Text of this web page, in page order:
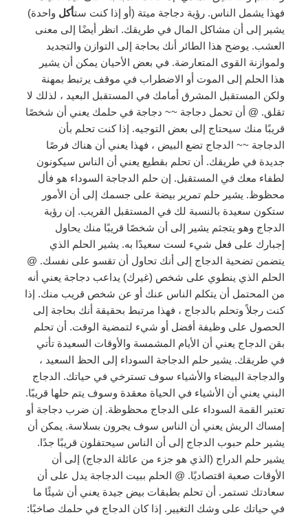
فهذا يشمل الناس. رؤية دجاجة ميتة (أو إذا كنت ستأكل واحدة)
يشير إلى أن مشاكل المال في طريقك. انظر أيضًا إلى معنى
العشب. يوضح هذا الطائر أنك بحاجة إلى التوازن والتجديد
ولموازنة القوى المتعارضة. في بعض الأحيان يمكن أن يشير
هذا الحلم إلى الموت أو الاضطراب في موقف يرتبط بمهنة
ولكن المستقبل المشرق أمامك في المستقبل البعيد ، لذلك لا
تقلق. @ أن تحمل دجاجة ~~ دجاجة في حلمك يعني أن شخصًا
قريبًا منك سيحتاج إلى بعض التوجيه. إذا كنت تحلم بأن
الدجاجة ~~ الدجاج تضع البيض ، فهذا يعني أن هناك فرصًا
جديدة في طريقك. أن تحلم بقطيع يعني أن الناس سيكونون
لطفاء معك في المستقبل. إن حلم الدجاجة السوداء هو فأل
محظوظ. يشير حلم تمرير بيضة على جسمك إلى أن الأمور
ستكون سعيدة بالنسبة لك في المستقبل القريب. إن رؤية
الدجاج وهو يتجثم يشير إلى أن شخصًا قريبًا منك يحاول
إجبارك على فعل شيء لست سعيدًا به. يشير الحلم الذي
يتضمن تضحية الدجاج إلى أنك تحاول أن تقسو على نفسك. @
الحلم الذي ينطوي على شخص (غيرك) يداعب دجاجة يعني أنه
من المحتمل أن يتكلم الناس عنك أو عن شخص قريب منك. إذا
كنت رجلاً وتحلم بالدجاج ، فهذا مرتبط بحقيقة أنك بحاجة إلى
الحصول على وظيفة أفضل أو شيء لتمضية الوقت. أن تحلم
بقن الدجاج يعني أن الأيام المشمسة والأوقات السعيدة تأتي
في طريقك. يشير حلم الدجاجة السوداء إلى الحظ السعيد ،
والدجاجة البيضاء والأشياء سوف تسترخي في حياتك. الدجاج
البني يعني أن الأشياء في الحياة معقدة وسوف يتم حلها قريبًا.
تعتبر القمة السوداء على الدجاج محظوظة. إن ضرب دجاجة أو
إمساك الريش يعني أن الناس سوف يجرون بسلاسة. يمكن أن
يشير حلم حبوب الدجاج إلى أن الناس سيحتفلون قريبًا جدًا.
يشير حلم الدراج (الذي هو جزء من عائلة الدجاج) إلى أن
الأوقات صعبة اقتصاديًا. @ الحلم ببيت الدجاجة يدل على أن
سعادتك تستمر. أن تحلم بطبقات بيض جيدة يعني أن شيئًا ما
في حياتك على وشك التغيير. إذا كان الدجاج في حلمك صاخبًا: